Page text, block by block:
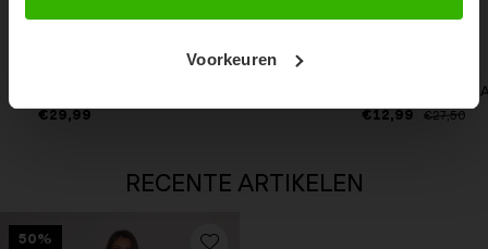
Voorkeuren
€29,99
LOAFER MULE -
€12,99
€27,50
RECENTE ARTIKELEN
50%